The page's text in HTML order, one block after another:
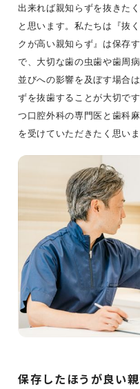
出来れば親知らずを抜きた
と思います。私たちは『抜
クが高い親知らず』は保存
で、大切な歯の虫歯や歯周
並びへの影響を及ぼす場合
ずを抜歯することが大切で
つ口腔外科の専門医と歯科
を受けていただきたく思いま
保存したほうが良い